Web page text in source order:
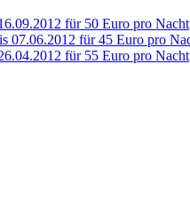
für 50 Euro pro Nacht
für 55 Euro pro Nacht